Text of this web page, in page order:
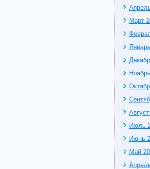
Март
Июль
Июнь
Май